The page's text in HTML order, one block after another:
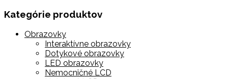
Kategórie produktov
Obrazovky
Interaktívne obrazovky
Dotykové obrazovky
LED obrazovky
Nemocničné LCD